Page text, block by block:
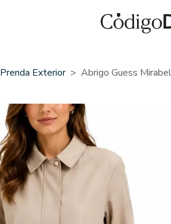
Prenda Exterior Abrigo Guess